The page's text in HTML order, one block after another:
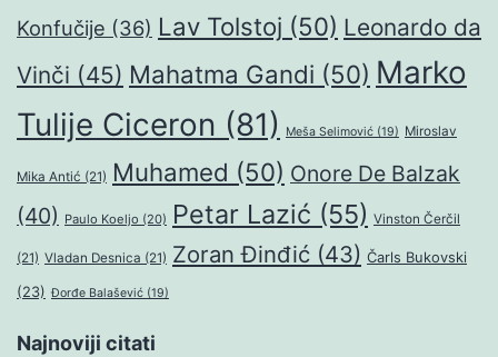
Konfučije (36) Lav Tolstoj (50) Leonardo da
Vinči (45) Mahatma Gandi (50) Marko
Tulije Ciceron (81) Meša Selimović (19) Miroslav
Mika Antić (21) Muhamed (50) Onore De Balzak
(40) Paulo Koeljo (20) Petar Lazić (55) Vinston Čerčil
(21) Vladan Desnica (21) Zoran Đinđić (43) Čarls Bukovski
(23) Đorđe Balašević (19)
Najnoviji citati